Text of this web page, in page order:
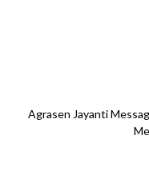
Agrasen Jayanti